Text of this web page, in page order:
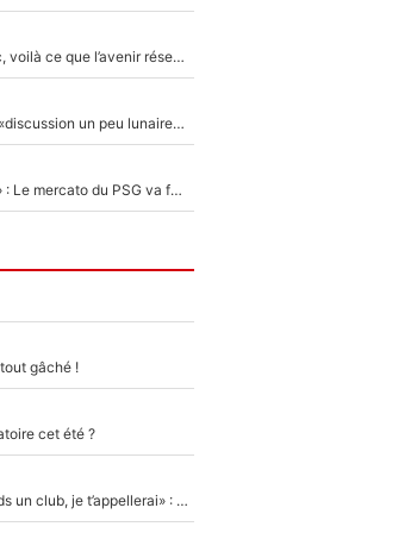
Tour de France - Échec sur échec, voilà ce que l’avenir réserve à Paul Seixas : «Tant qu’il y aura un Pogacar comme celui-là...»
Transfert de Bradley Barcola : La «discussion un peu lunaire» qui l'a convaincu de quitter le PSG, son entourage est pointé du doigt
«Ça peut attirer des bons joueurs» : Le mercato du PSG va faire des victimes dans l'effectif de Luis Enrique ?
gâché !
cet été ?
Mercato - OM - «Dès que je prends un club, je t’appellerai» : La promesse de Marcelino au moment de claquer la porte